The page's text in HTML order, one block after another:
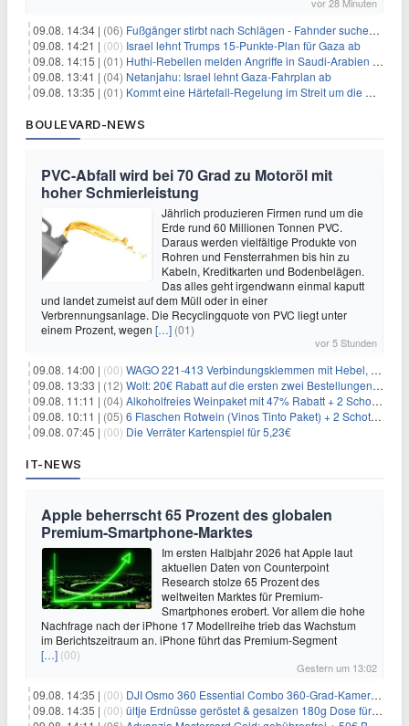
vor 28 Minuten
09.08. 14:34 | (06) Fußgänger stirbt nach Schlägen - Fahnder suchen Autofahrer
09.08. 14:21 | (00) Israel lehnt Trumps 15-Punkte-Plan für Gaza ab
09.08. 14:15 | (01) Huthi-Rebellen melden Angriffe in Saudi-Arabien und im Jemen
09.08. 13:41 | (04) Netanjahu: Israel lehnt Gaza-Fahrplan ab
09.08. 13:35 | (01) Kommt eine Härtefall-Regelung im Streit um die Rente mit 63?
BOULEVARD-NEWS
PVC-Abfall wird bei 70 Grad zu Motoröl mit
hoher Schmierleistung
Jährlich produzieren Firmen rund um die
Erde rund 60 Millionen Tonnen PVC.
Daraus werden vielfältige Produkte von
Rohren und Fensterrahmen bis hin zu
Kabeln, Kreditkarten und Bodenbelägen.
Das alles geht irgendwann einmal kaputt
und landet zumeist auf dem Müll oder in einer
Verbrennungsanlage. Die Recyclingquote von PVC liegt unter
einem Prozent, wegen […] (01)
vor 5 Stunden
09.08. 14:00 | (00) WAGO 221-413 Verbindungsklemmen mit Hebel, 50 Stück für 14,99€
09.08. 13:33 | (12) Wolt: 20€ Rabatt auf die ersten zwei Bestellungen für Neukunden
09.08. 11:11 | (04) Alkoholfreies Weinpaket mit 47% Rabatt + 2 Schott Zwiesel Gläser GRATIS für 29,99€
09.08. 10:11 | (05) 6 Flaschen Rotwein (Vinos Tinto Paket) + 2 Schott Zwiesel Gläser für 25,99€ inkl. Versand
09.08. 07:45 | (00) Die Verräter Kartenspiel für 5,23€
IT-NEWS
Apple beherrscht 65 Prozent des globalen
Premium-Smartphone-Marktes
Im ersten Halbjahr 2026 hat Apple laut
aktuellen Daten von Counterpoint
Research stolze 65 Prozent des
weltweiten Marktes für Premium-
Smartphones erobert. Vor allem die hohe
Nachfrage nach der iPhone 17 Modellreihe trieb das Wachstum
im Berichtszeitraum an. iPhone führt das Premium-Segment
[…] (00)
Gestern um 13:02
09.08. 14:35 | (00) DJI Osmo 360 Essential Combo 360-Grad-Kamera für 375€
09.08. 14:35 | (00) ültje Erdnüsse geröstet & gesalzen 180g Dose für 1,52€ im Spar-Abo